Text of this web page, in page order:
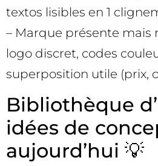
textos lisibles en 1
– Marque présente mais
logo discret, codes
superposition utile (prix,
Bibliothèque
idées de
aujourd’hui 💡